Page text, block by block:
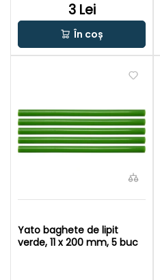
3 Lei
În coș
Yato baghete de lipit
verde, 11 x 200 mm, 5 buc